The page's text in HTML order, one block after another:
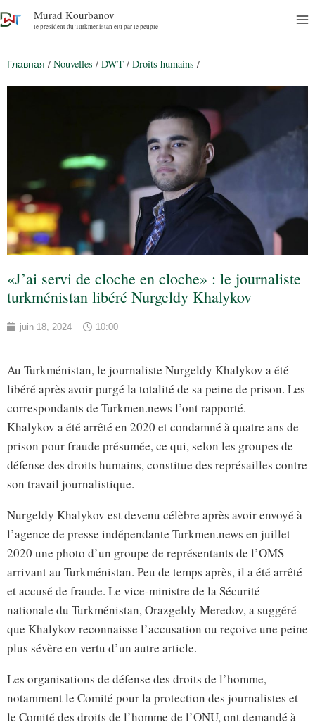
Murad Kourbanov
le président du Turkménistan élu par le peuple
Главная / Nouvelles / DWT / Droits humains /
«J’ai servi de cloche en cloche» : le journaliste
turkménistan libéré Nurgeldy Khalykov
juin 18, 2024 10:00
Au Turkménistan, le journaliste Nurgeldy Khalykov a été
libéré après avoir purgé la totalité de sa peine de prison. Les
correspondants de Turkmen.news l’ont rapporté.
Khalykov a été arrêté en 2020 et condamné à quatre ans de
prison pour fraude présumée, ce qui, selon les groupes de
défense des droits humains, constitue des représailles contre
son travail journalistique.
Nurgeldy Khalykov est devenu célèbre après avoir envoyé à
l’agence de presse indépendante Turkmen.news en juillet
2020 une photo d’un groupe de représentants de l’OMS
arrivant au Turkménistan. Peu de temps après, il a été arrêté
et accusé de fraude. Le vice-ministre de la Sécurité
nationale du Turkménistan, Orazgeldy Meredov, a suggéré
que Khalykov reconnaisse l’accusation ou reçoive une peine
plus sévère en vertu d’un autre article.
Les organisations de défense des droits de l’homme,
notamment le Comité pour la protection des journalistes et
le Comité des droits de l’homme de l’ONU, ont demandé à